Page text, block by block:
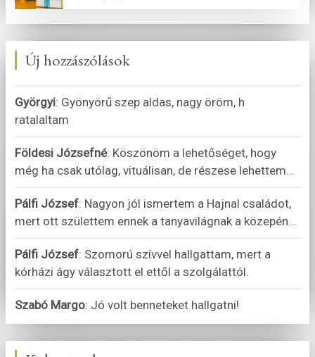
Új hozzászólások
Györgyi: Gyönyörű szep aldas, nagy öröm, h
ratalaltam
Földesi Józsefné: Köszönöm a lehetőséget, hogy
még ha csak utólag, vituálisan, de részese lehettem…
Pálfi József: Nagyon jól ismertem a Hajnal családot,
mert ott születtem ennek a tanyavilágnak a közepén…
Pálfi József: Szomorú szívvel hallgattam, mert a
kórházi ágy választott el ettől a szolgálattól.
Szabó Margo: Jó volt benneteket hallgatni!